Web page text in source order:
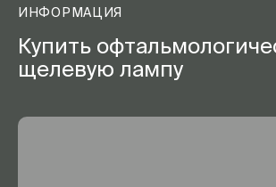
ИНФОРМАЦИЯ
Купить
щелевую лампу